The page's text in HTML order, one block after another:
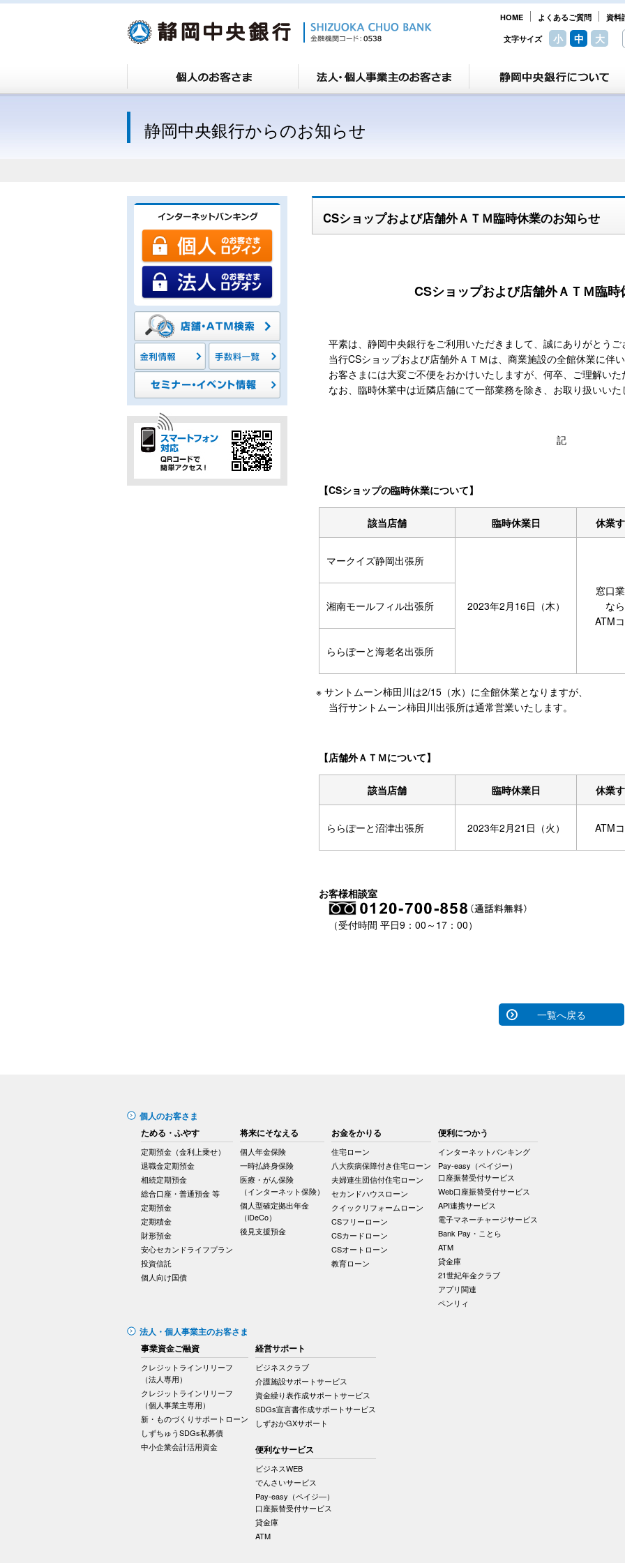
資料
よくあるご質問
HOME
文字サイズ 小 中 大
静岡中央銀行からのお知らせ
CSショップおよび店舗外ＡＴＭ臨時休業のお知らせ
CSショップおよび店舗外ＡＴＭ臨
平素は、静岡中央銀行をご利用いただきまして、誠にありがとうご
当行CSショップおよび店舗外ＡＴＭは、商業施設の全館休業に伴
お客さまには大変ご不便をおかけいたしますが、何卒、ご理解い
なお、臨時休業中は近隣店舗にて一部業務を除き、お取り扱いいた
記
【CSショップの臨時休業について】
該当店舗 臨時休業日 休業
マークイズ静岡出張所
2023年2月16日（木）
窓口
な
ATM
湘南モールフィル出張所
ららぽーと海老名出張所
※ サントムーン柿田川は2/15（水）に全館休業となりますが、
当行サントムーン柿田川出張所は通常営業いたします。
【店舗外ＡＴＭについて】
該当店舗 臨時休業日 休業
ららぽーと沼津出張所 2023年2月21日（火） ATM
お客様相談室
（受付時間 平日9：00～17：00）
一覧へ戻る
個人のお客さま
ためる・ふやす
定期預金（金利上乗せ）
退職金定期預金
相続定期預金
総合口座・普通預金 等
定期預金
定期積金
財形預金
安心セカンドライフプラン
投資信託
個人向け国債
将来にそなえる
個人年金保険
一時払終身保険
医療・がん保険
（インターネット保険）
個人型確定拠出年金
（iDeCo）
後見支援預金
お金をかりる
住宅ローン
八大疾病保障付き住宅ローン
夫婦連生団信付住宅ローン
セカンドハウスローン
クイックリフォームローン
CSフリーローン
CSカードローン
CSオートローン
教育ローン
便利につかう
インターネットバンキング
Pay-easy（ペイジー）
口座振替受付サービス
Web口座振替受付サービス
API連携サービス
電子マネーチャージサービス
Bank Pay・ことら
ATM
貸金庫
21世紀年金クラブ
アプリ関連
ペンリィ
法人・個人事業主のお客さま
事業資金ご融資
クレジットラインリリーフ
（法人専用）
クレジットラインリリーフ
（個人事業主専用）
新・ものづくりサポートローン
しずちゅうSDGs私募債
中小企業会計活用資金
経営サポート
ビジネスクラブ
介護施設サポートサービス
資金繰り表作成サポートサービス
SDGs宣言書作成サポートサービス
しずおかGXサポート
便利なサービス
ビジネスWEB
でんさいサービス
Pay-easy（ペイジ―）
口座振替受付サービス
貸金庫
ATM